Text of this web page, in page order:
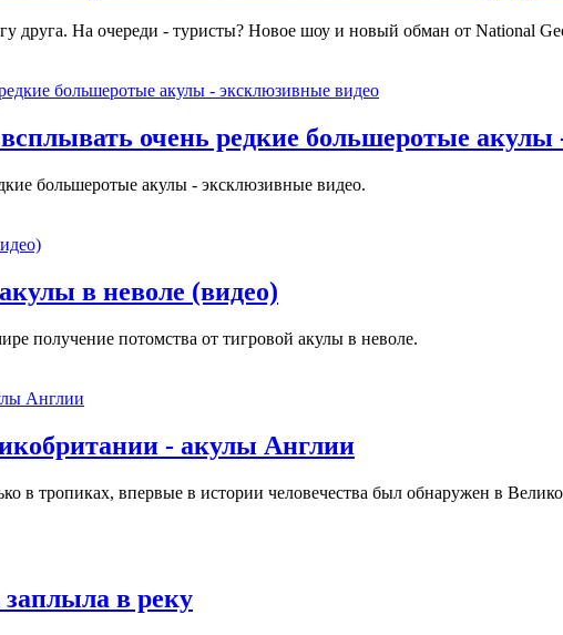
друга. На очереди - туристы? Новое шоу и новый обман от National
очень редкие большеротые акулы
большеротые акулы - эксклюзивные видео.
в неволе (видео)
получение потомства от тигровой акулы в неволе.
- акулы Англии
в тропиках, впервые в истории человечества был обнаружен в
в реку